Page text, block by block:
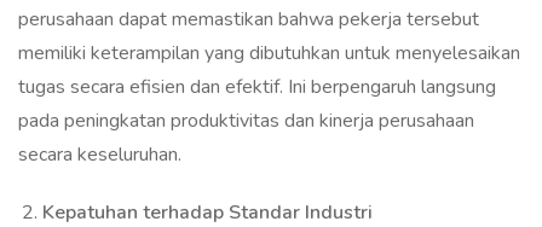
perusahaan dapat memastikan bahwa pekerja tersebut
memiliki keterampilan yang dibutuhkan untuk menyelesaikan
tugas secara efisien dan efektif. Ini berpengaruh langsung
pada peningkatan produktivitas dan kinerja perusahaan
secara keseluruhan.
Kepatuhan terhadap Standar Industri